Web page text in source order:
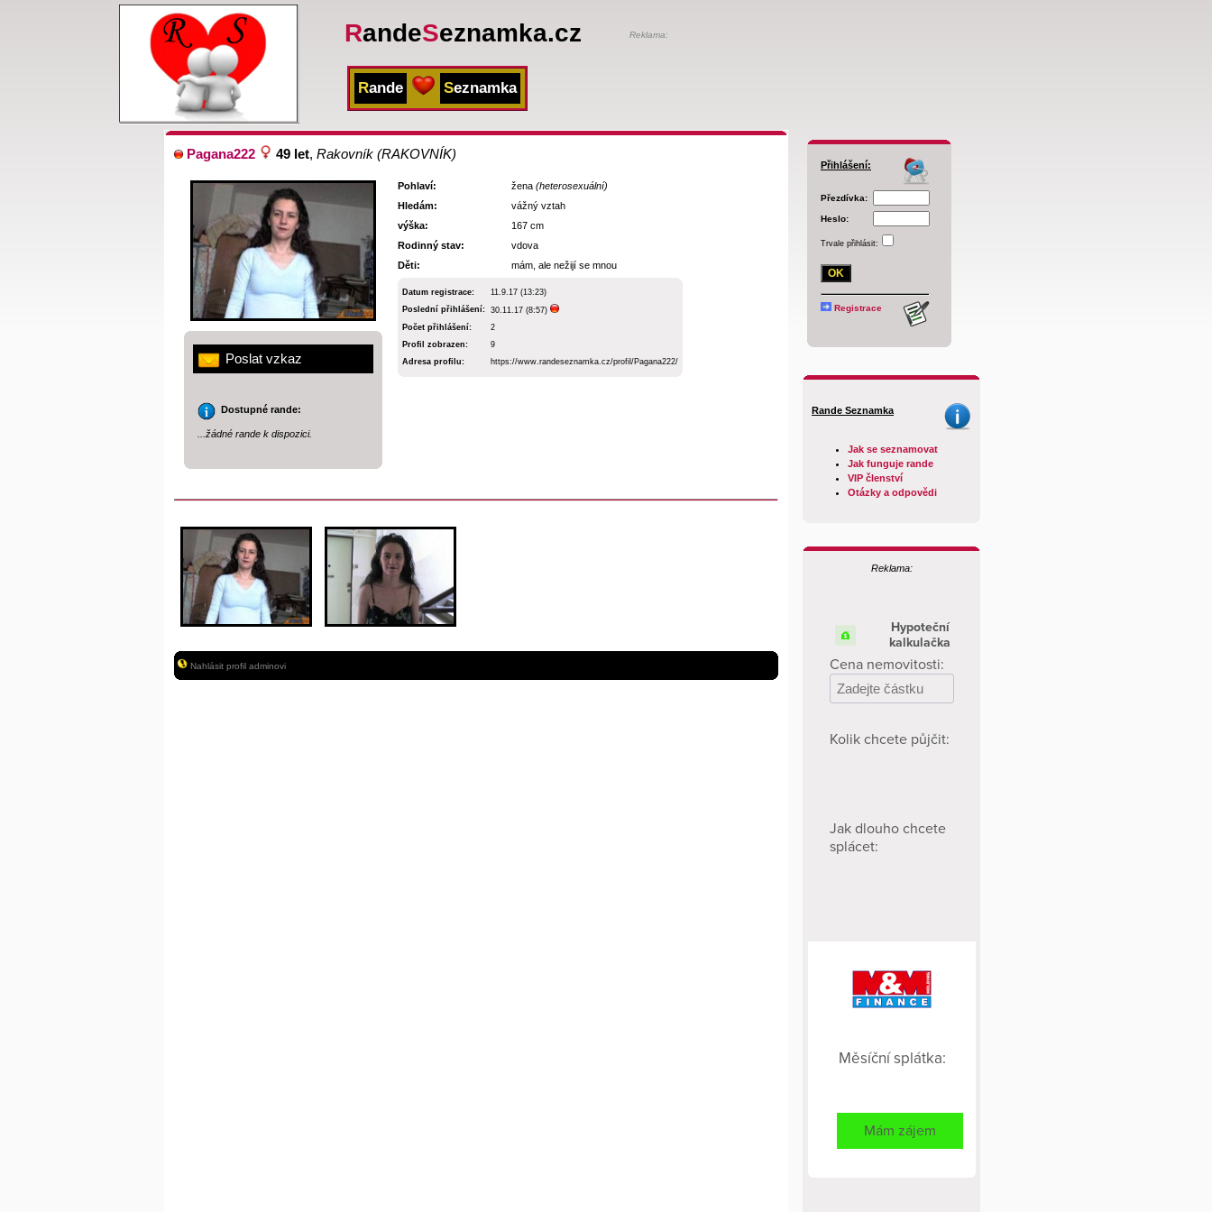
RandeSeznamka.cz
Rande Seznamka
Reklama:
Pagana222 49 let, Rakovník (RAKOVNÍK)
Poslat vzkaz
Dostupné rande:
...žádné rande k dispozici.
Pohlaví: žena (heterosexuální)
Hledám:
vážný vztah
výška:
167 cm
Rodinný stav:
vdova
Děti:
mám, ale nežijí se mnou
Datum registrace:
11.9.17 (13:23)
Poslední přihlášení: 30.11.17 (8:57)
Počet přihlášení:
2
Profil zobrazen:
9
Adresa profilu:
https://www.randeseznamka.cz/profil/Pagana222/
Nahlásit profil adminovi
Přihlášení:
Přezdívka:
Heslo:
Trvale přihlásit:
Registrace
Rande Seznamka
Jak se seznamovat
Jak funguje rande
VIP členství
Otázky a odpovědi
Reklama: